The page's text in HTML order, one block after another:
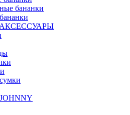
бананки